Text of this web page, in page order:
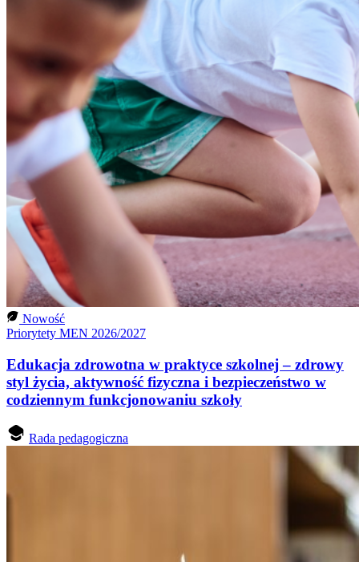
Nowość
Priorytety MEN 2026/2027
Edukacja zdrowotna w praktyce szkolnej – zdrowy
styl życia, aktywność fizyczna i bezpieczeństwo w
codziennym funkcjonowaniu szkoły
Rada pedagogiczna